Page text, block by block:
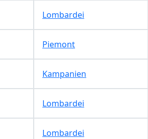
Lombardei
Piemont
Kampanien
Lombardei
Lombardei